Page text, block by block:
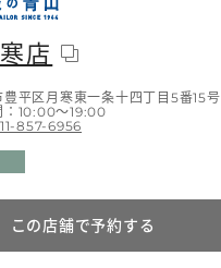
店
平区月寒東一条十四丁目5番15号
：10:00～19:00
857-6956
この店舗で予約する